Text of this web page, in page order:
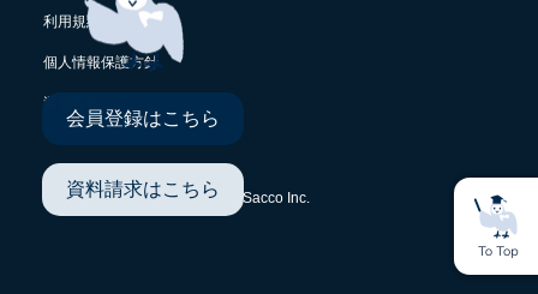
利用規約
個人情報保護方針
運営会社
© Sacco Inc.
会員登録はこちら
資料請求はこちら